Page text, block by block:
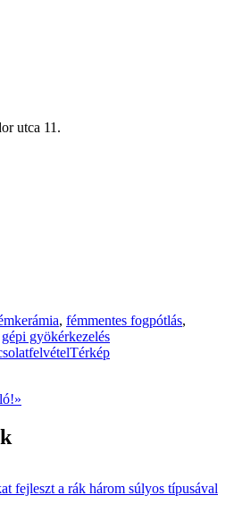
utca 11.
, fémmentes fogpótlás,
gépi gyökérkezelés
Térkép
»
fejleszt a rák három súlyos típusával